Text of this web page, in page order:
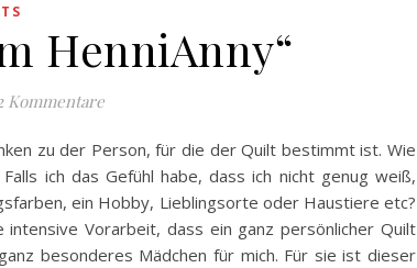
HenniAnny“
Kommentare
zu der Person, für die der Quilt bestimmt ist. Wie
ich das Gefühl habe, dass ich nicht genug weiß,
ein Hobby, Lieblingsorte oder Haustiere etc?
Vorarbeit, dass ein ganz persönlicher Quilt
besonderes Mädchen für mich. Für sie ist dieser